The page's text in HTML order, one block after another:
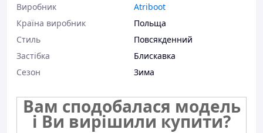
Виробник
Atriboot
Країна виробник
Польща
Стиль
Повсякденний
Застібка
Блискавка
Сезон
Зима
Вам сподобалася модель
і Ви вирішили купити?